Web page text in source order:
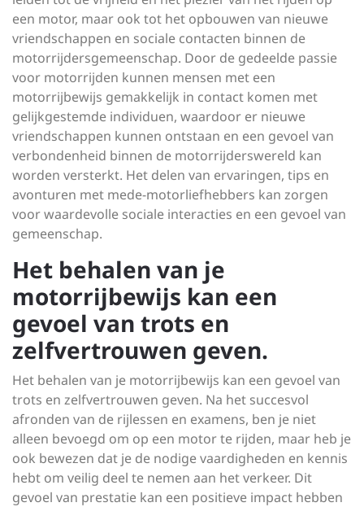
een motor, maar ook tot het opbouwen van nieuwe
vriendschappen en sociale contacten binnen de
motorrijdersgemeenschap. Door de gedeelde passie
voor motorrijden kunnen mensen met een
motorrijbewijs gemakkelijk in contact komen met
gelijkgestemde individuen, waardoor er nieuwe
vriendschappen kunnen ontstaan en een gevoel van
verbondenheid binnen de motorrijderswereld kan
worden versterkt. Het delen van ervaringen, tips en
avonturen met mede-motorliefhebbers kan zorgen
voor waardevolle sociale interacties en een gevoel van
gemeenschap.
Het behalen van je
motorrijbewijs kan een
gevoel van trots en
zelfvertrouwen geven.
Het behalen van je motorrijbewijs kan een gevoel van
trots en zelfvertrouwen geven. Na het succesvol
afronden van de rijlessen en examens, ben je niet
alleen bevoegd om op een motor te rijden, maar heb je
ook bewezen dat je de nodige vaardigheden en kennis
hebt om veilig deel te nemen aan het verkeer. Dit
gevoel van prestatie kan een positieve impact hebben